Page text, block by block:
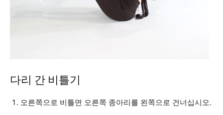
다리 간 비틀기
오른쪽으로 비틀면 오른쪽 종아리를 왼쪽으로 건너십시오.